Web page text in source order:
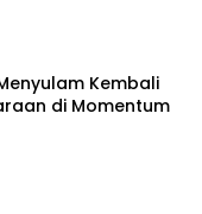
Kembali
di Momentum